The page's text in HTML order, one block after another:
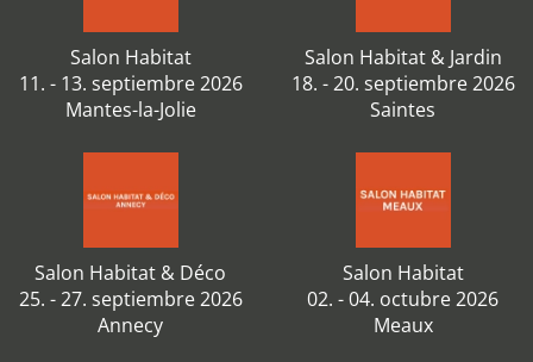
Salon Habitat
11. - 13. septiembre 2026
Mantes-la-Jolie
Salon Habitat & Jardin
18. - 20. septiembre 2026
Saintes
Salon Habitat & Déco
25. - 27. septiembre 2026
Annecy
Salon Habitat
02. - 04. octubre 2026
Meaux